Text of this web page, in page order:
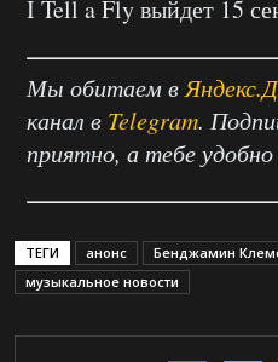
I Tell a Fly выйдет 15
Мы обитаем в
канал в Telegram.
приятно, а тебе удобно
ТЕГИ анонс Бенджамин
музыкальное новости